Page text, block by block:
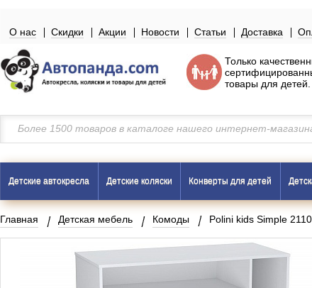
О нас Скидки Акции Новости Статьи Доставка
Только
товары для детей.
Детские автокресла Детские коляски Конверты для детей
Главная Детская мебель Комоды Polini kids Simple 2110